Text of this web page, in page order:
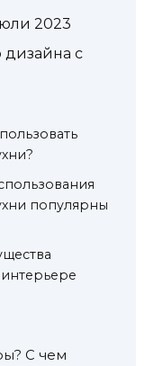
2023
дизайна с
популярны
С чем